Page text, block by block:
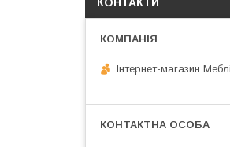
Інтернет-магазин